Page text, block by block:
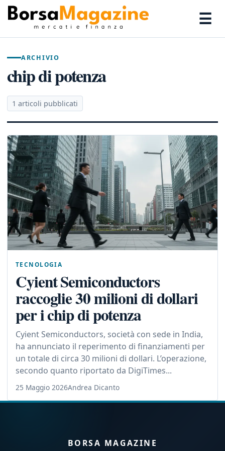
☰
ARCHIVIO
chip di potenza
1 articoli pubblicati
TECNOLOGIA
Cyient Semiconductors
raccoglie 30 milioni di dollari
per i chip di potenza
Cyient Semiconductors, società con sede in India,
ha annunciato il reperimento di finanziamenti per
un totale di circa 30 milioni di dollari. L’operazione,
secondo quanto riportato da DigiTimes...
25 Maggio 2026Andrea Dicanto
BORSA MAGAZINE